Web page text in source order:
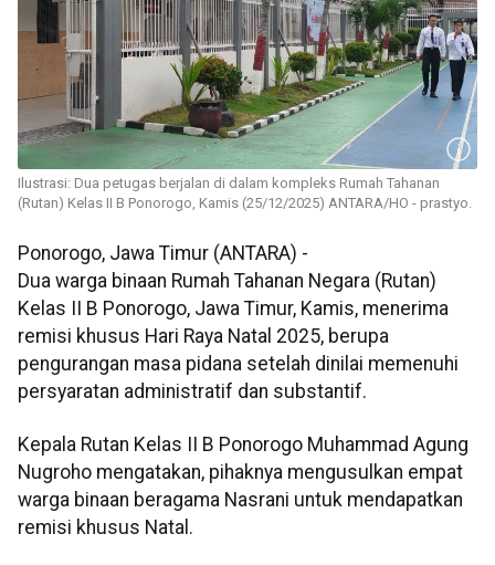
Ilustrasi: Dua petugas berjalan di dalam kompleks Rumah Tahanan
(Rutan) Kelas II B Ponorogo, Kamis (25/12/2025) ANTARA/HO - prastyo.
Ponorogo, Jawa Timur (ANTARA) -
Dua warga binaan Rumah Tahanan Negara (Rutan)
Kelas II B Ponorogo, Jawa Timur, Kamis, menerima
remisi khusus Hari Raya Natal 2025, berupa
pengurangan masa pidana setelah dinilai memenuhi
persyaratan administratif dan substantif.
Kepala Rutan Kelas II B Ponorogo Muhammad Agung
Nugroho mengatakan, pihaknya mengusulkan empat
warga binaan beragama Nasrani untuk mendapatkan
remisi khusus Natal.